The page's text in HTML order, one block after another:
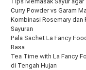
Curry Powder vs Garam
Kombinasi Rosemary dan
Sayuran
Pala Sachet La Fancy
Rasa
Tea Time with La Fancy
di Tengah Hujan